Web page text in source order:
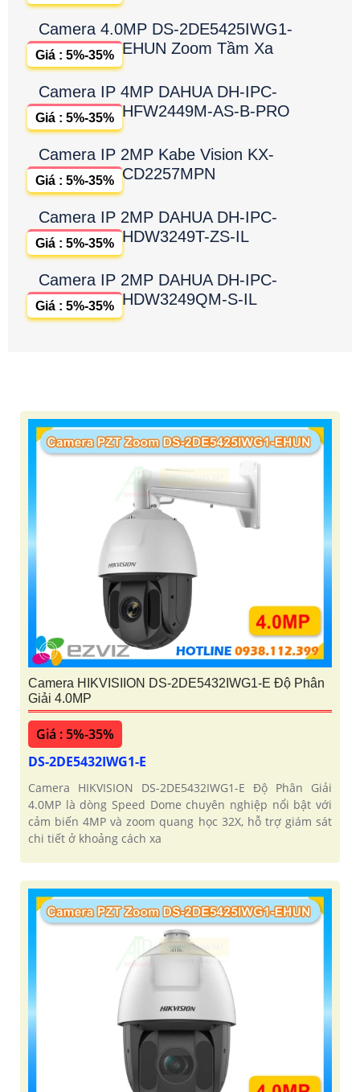
Camera 4.0MP DS-2DE5425IWG1-
EHUN Zoom Tầm Xa
Giá : 5%-35%
Camera IP 4MP DAHUA DH-IPC-
HFW2449M-AS-B-PRO
Giá : 5%-35%
Camera IP 2MP Kabe Vision KX-
CD2257MPN
Giá : 5%-35%
Camera IP 2MP DAHUA DH-IPC-
HDW3249T-ZS-IL
Giá : 5%-35%
Camera IP 2MP DAHUA DH-IPC-
HDW3249QM-S-IL
Giá : 5%-35%
Camera HIKVISIION DS-2DE5432IWG1-E Độ Phân
Giải 4.0MP
Giá : 5%-35%
DS-2DE5432IWG1-E
Camera HIKVISION DS-2DE5432IWG1-E Độ Phân Giải
4.0MP là dòng Speed Dome chuyên nghiệp nổi bật với
cảm biến 4MP và zoom quang học 32X, hỗ trợ giám sát
chi tiết ở khoảng cách xa